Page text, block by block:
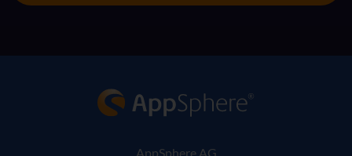
AppSphere IT-Lösungsanbieter
AppSphere AG